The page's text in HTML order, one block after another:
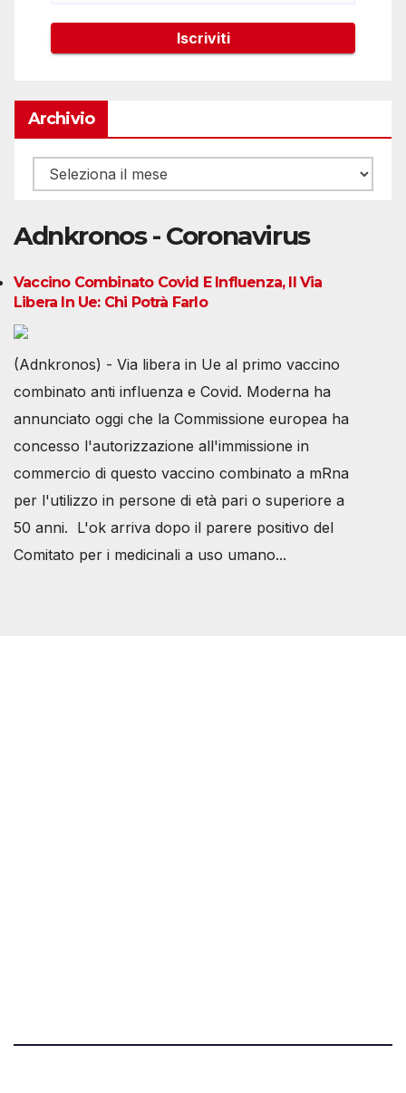
Archivio
Archivio
Adnkronos - Coronavirus
Vaccino Combinato Covid E Influenza, Il Via
Libera In Ue: Chi Potrà Farlo
(Adnkronos) - Via libera in Ue al primo vaccino
combinato anti influenza e Covid. Moderna ha
annunciato oggi che la Commissione europea ha
concesso l'autorizzazione all'immissione in
commercio di questo vaccino combinato a mRna
per l'utilizzo in persone di età pari o superiore a
50 anni. L'ok arriva dopo il parere positivo del
Comitato per i medicinali a uso umano...